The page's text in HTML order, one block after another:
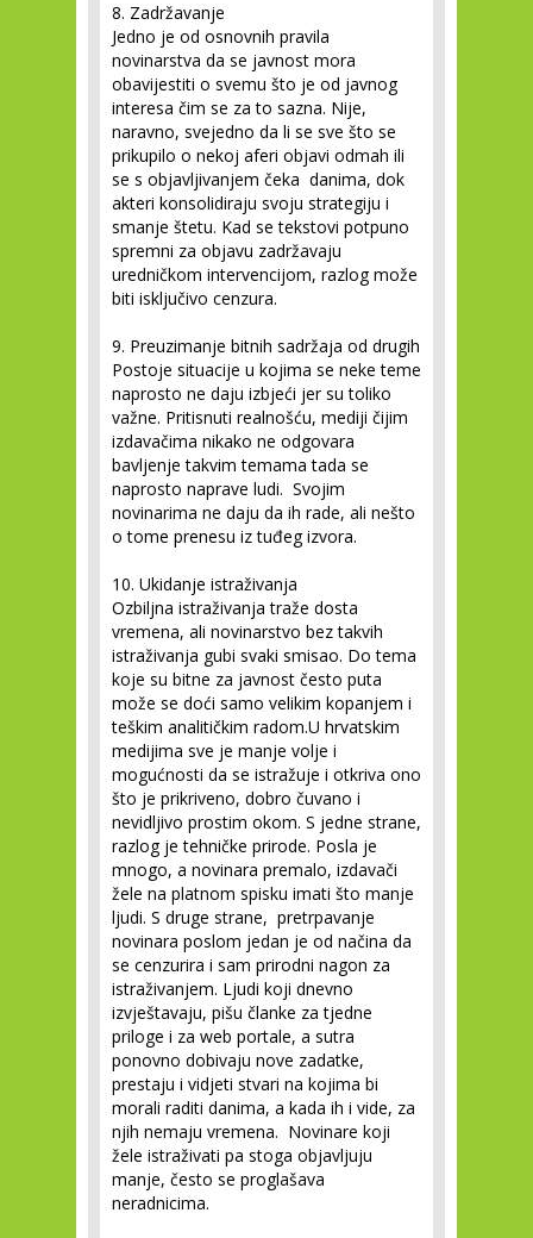
8. Zadržavanje
Jedno je od osnovnih pravila
novinarstva da se javnost mora
obavijestiti o svemu što je od javnog
interesa čim se za to sazna. Nije,
naravno, svejedno da li se sve što se
prikupilo o nekoj aferi objavi odmah ili
se s objavljivanjem čeka danima, dok
akteri konsolidiraju svoju strategiju i
smanje štetu. Kad se tekstovi potpuno
spremni za objavu zadržavaju
uredničkom intervencijom, razlog može
biti isključivo cenzura.
9. Preuzimanje bitnih sadržaja od drugih
Postoje situacije u kojima se neke teme
naprosto ne daju izbjeći jer su toliko
važne. Pritisnuti realnošću, mediji čijim
izdavačima nikako ne odgovara
bavljenje takvim temama tada se
naprosto naprave ludi. Svojim
novinarima ne daju da ih rade, ali nešto
o tome prenesu iz tuđeg izvora.
10. Ukidanje istraživanja
Ozbiljna istraživanja traže dosta
vremena, ali novinarstvo bez takvih
istraživanja gubi svaki smisao. Do tema
koje su bitne za javnost često puta
može se doći samo velikim kopanjem i
teškim analitičkim radom.U hrvatskim
medijima sve je manje volje i
mogućnosti da se istražuje i otkriva ono
što je prikriveno, dobro čuvano i
nevidljivo prostim okom. S jedne strane,
razlog je tehničke prirode. Posla je
mnogo, a novinara premalo, izdavači
žele na platnom spisku imati što manje
ljudi. S druge strane, pretrpavanje
novinara poslom jedan je od načina da
se cenzurira i sam prirodni nagon za
istraživanjem. Ljudi koji dnevno
izvještavaju, pišu članke za tjedne
priloge i za web portale, a sutra
ponovno dobivaju nove zadatke,
prestaju i vidjeti stvari na kojima bi
morali raditi danima, a kada ih i vide, za
njih nemaju vremena. Novinare koji
žele istraživati pa stoga objavljuju
manje, često se proglašava
neradnicima.